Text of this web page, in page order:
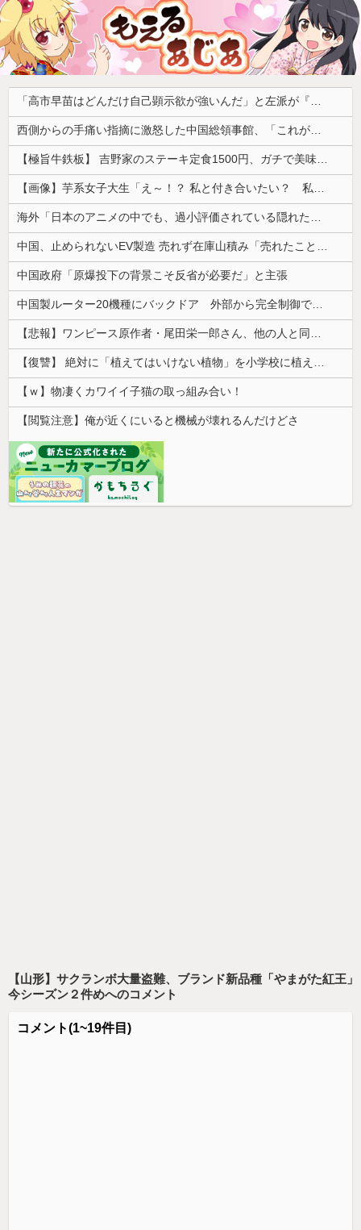
「高市早苗はどんだけ自己顕示欲が強いんだ」と左派が『高木美帆氏に送られた包丁セット』に激怒、「こんな首相は見たことがない」と言い張るも……
西側からの手痛い指摘に激怒した中国総領事館、「これが米国人Youtuberが紹介する本当の中国だ」と動画を公開するも……
【極旨牛鉄板】 吉野家のステーキ定食1500円、ガチで美味そうｗｗｗ
【画像】芋系女子大生「え～！？ 私と付き合いたい？ 私脱いだらこんなんだけどいいの…？🥺」
海外「日本のアニメの中でも、過小評価されている隠れた名作といえばこの作品なんだよね・・・！」【海外の反応】
中国、止められないEV製造 売れず在庫山積み「売れたこと」にして補助金を騙し取る事案を思いつきが横行
中国政府「原爆投下の背景こそ反省が必要だ」と主張
中国製ルーター20機種にバックドア 外部から完全制御できる機能が仕込まれていた
【悲報】ワンピース原作者・尾田栄一郎さん、他の人と同じ「漫画家」という肩書きに不満
【復讐】 絶対に「植えてはいけない植物」を小学校に植えた→20年経って見に行くと…「！？」衝撃の光景が・・・
【ｗ】物凄くカワイイ子猫の取っ組み合い！
【閲覧注意】俺が近くにいると機械が壊れるんだけどさ
【山形】サクランボ大量盗難、ブランド新品種「やまがた紅王」
今シーズン２件めへのコメント
コメント(1~19件目)